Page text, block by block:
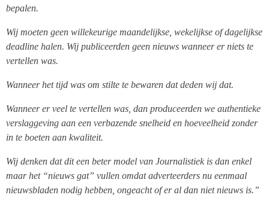
bepalen.
Wij moeten geen willekeurige maandelijkse, wekelijkse of dagelijkse
deadline halen. Wij publiceerden geen nieuws wanneer er niets te
vertellen was.
Wanneer het tijd was om stilte te bewaren dat deden wij dat.
Wanneer er veel te vertellen was, dan produceerden we authentieke
verslaggeving aan een verbazende snelheid en hoeveelheid zonder
in te boeten aan kwaliteit.
Wij denken dat dit een beter model van Journalistiek is dan enkel
maar het “nieuws gat” vullen omdat adverteerders nu eenmaal
nieuwsbladen nodig hebben, ongeacht of er al dan niet nieuws is.”